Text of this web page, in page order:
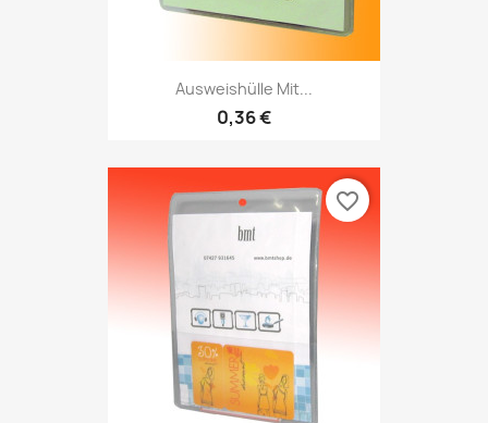
Ausweishülle Mit...
0,36 €
favorite_border